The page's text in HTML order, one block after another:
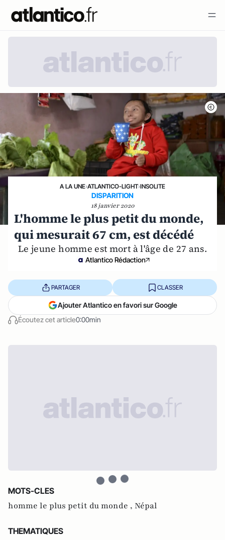
A LA UNE›ATLANTICO-LIGHT›INSOLITE
DISPARITION
18 janvier 2020
L'homme le plus petit du monde,
qui mesurait 67 cm, est décédé
Le jeune homme est mort à l'âge de 27 ans.
Atlantico Rédaction
Écoutez cet article0:00min
PARTAGER CLASSER
Ajouter Atlantico en favori sur Google
MOTS-CLES
homme le plus petit du monde , Népal
THEMATIQUES